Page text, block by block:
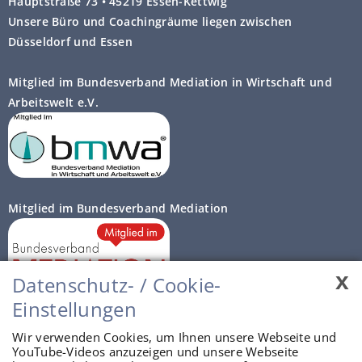
https://clarity.microsoft.com/terms
https://privacy.microsoft.com/de-
de/privacystatement
für die Datenübermittlung nach
Art. 6 Abs. 1 Satz 1 Buchst. c)
Verpflichtung besteht,
und/oder
dies nach Art. 6 Abs. 1 Satz 1
Buchst. b) DSGVO für die
Vertragsverhältnisses mit Ihnen
erforderlich ist.
Landesbeauftragte für Datenschutz
und Informationsfreiheit
Nordrhein-Westfalen
Unsere Büro und Coachingräume liegen zwischen
Düsseldorf und Essen
Mitglied im Bundesverband Mediation in Wirtschaft und
Arbeitswelt e.V.
Mitglied im Bundesverband Mediation
Autorisierte Prozessberater
x
Datenschutz- / Cookie-
Einstellungen
Wir verwenden Cookies, um Ihnen unsere Webseite und
YouTube-Videos anzuzeigen und unsere Webseite